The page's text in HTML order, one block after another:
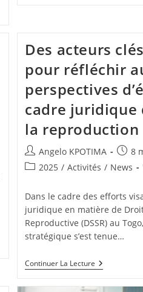
Des acteurs
pour réfléchir
perspectives
cadre juridique
la reproduction
Angelo KPOTIMA
8
2025 / Activités / News
Dans le cadre des efforts
juridique en matière de
Reproductive (DSSR) au
stratégique s’est tenue…
Continuer La Lecture